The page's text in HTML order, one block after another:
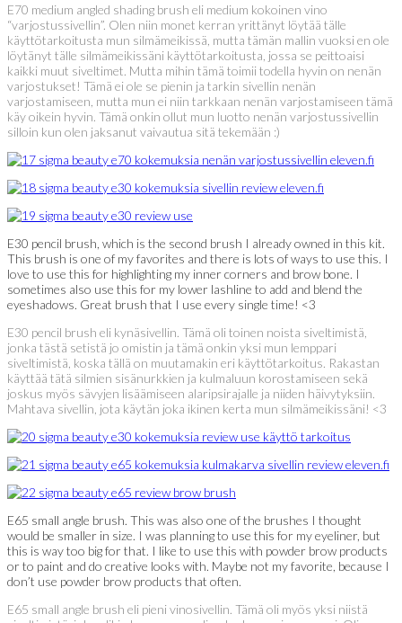
E70 medium angled shading brush eli medium kokoinen vino
“varjostussivellin”. Olen niin monet kerran yrittänyt löytää tälle
käyttötarkoitusta mun silmämeikissä, mutta tämän mallin vuoksi en ole
löytänyt tälle silmämeikissäni käyttötarkoitusta, jossa se peittoaisi
kaikki muut siveltimet. Mutta mihin tämä toimii todella hyvin on nenän
varjostukset! Tämä ei ole se pienin ja tarkin sivellin nenän
varjostamiseen, mutta mun ei niin tarkkaan nenän varjostamiseen tämä
käy oikein hyvin. Tämä onkin ollut mun luotto nenän varjostussivellin
silloin kun olen jaksanut vaivautua sitä tekemään :)
E30 pencil brush, which is the second brush I already owned in this kit.
This brush is one of my favorites and there is lots of ways to use this. I
love to use this for highlighting my inner corners and brow bone. I
sometimes also use this for my lower lashline to add and blend the
eyeshadows. Great brush that I use every single time! <3
E30 pencil brush eli kynäsivellin. Tämä oli toinen noista siveltimistä,
jonka tästä setistä jo omistin ja tämä onkin yksi mun lemppari
siveltimistä, koska tällä on muutamakin eri käyttötarkoitus. Rakastan
käyttää tätä silmien sisänurkkien ja kulmaluun korostamiseen sekä
joskus myös sävyjen lisäämiseen alaripsirajalle ja niiden häivytyksiin.
Mahtava sivellin, jota käytän joka ikinen kerta mun silmämeikissäni! <3
E65 small angle brush. This was also one of the brushes I thought
would be smaller in size. I was planning to use this for my eyeliner, but
this is way too big for that. I like to use this with powder brow products
or to paint and do creative looks with. Maybe not my favorite, because I
don’t use powder brow products that often.
E65 small angle brush eli pieni vinosivellin. Tämä oli myös yksi niistä